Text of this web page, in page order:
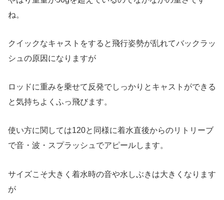
ね。
クイックなキャストをすると飛行姿勢が乱れてバックラッ
シュの原因になりますが
ロッドに重みを乗せて反発でしっかりとキャストができる
と気持ちよくふっ飛びます。
使い方に関しては120と同様に着水直後からのリトリーブ
で音・波・スプラッシュでアピールします。
サイズこそ大きく着水時の音や水しぶきは大きくなります
が